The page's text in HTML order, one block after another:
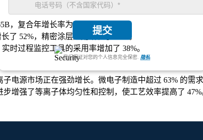
提交
我们保证对您的个人信息完全保密. 隐私
，复合年增长率为 14.2%。
了 52%，精密涂层应用增长了 47%。
时过程监控工具的采用率增加了 38%。
电源市场正在强劲增长。微电子制造中超过 63% 的
增强了等离子体均匀性和控制，使工艺效率提高了